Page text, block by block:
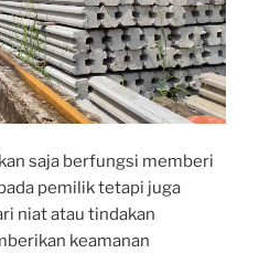
saja berfungsi memberi
pemilik tetapi juga
niat atau tindakan
keamanan